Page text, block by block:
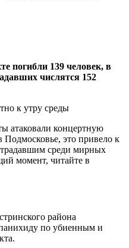
погибли 139 человек, в
числятся 152
атаковали концертную
это привело к
среди мирных
момент, читайте в
района
по убиенным и